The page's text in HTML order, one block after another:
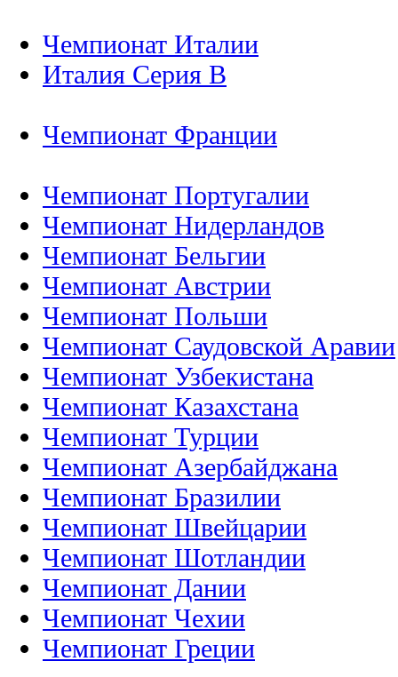
Чемпионат Италии
Италия Серия B
Чемпионат Франции
Чемпионат Португалии
Чемпионат Нидерландов
Чемпионат Бельгии
Чемпионат Австрии
Чемпионат Польши
Чемпионат Саудовской Аравии
Чемпионат Узбекистана
Чемпионат Казахстана
Чемпионат Турции
Чемпионат Азербайджана
Чемпионат Бразилии
Чемпионат Швейцарии
Чемпионат Шотландии
Чемпионат Дании
Чемпионат Чехии
Чемпионат Греции